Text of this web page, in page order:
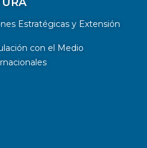
Estratégicas y Extensión
con el Medio